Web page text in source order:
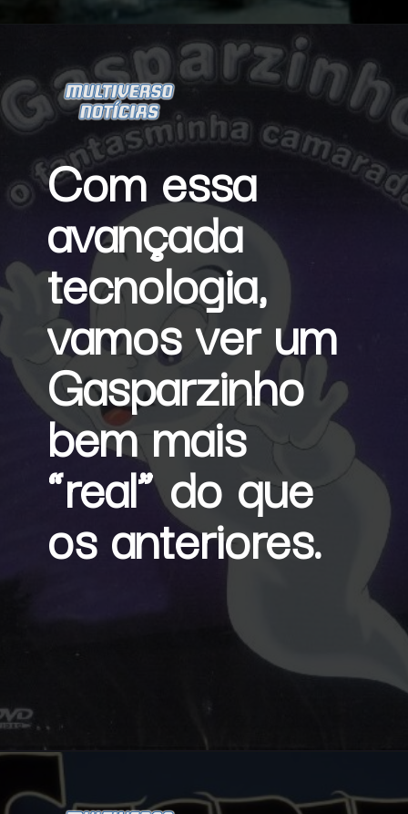
Com essa
avançada
tecnologia,
vamos ver um
Gasparzinho
bem mais
“real” do que
os anteriores.